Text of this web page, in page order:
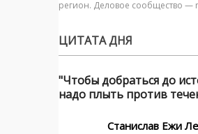
регион. Деловое сообщество —
ЦИТАТА ДНЯ
"Чтобы добраться до
надо плыть против
Станислав Ежи